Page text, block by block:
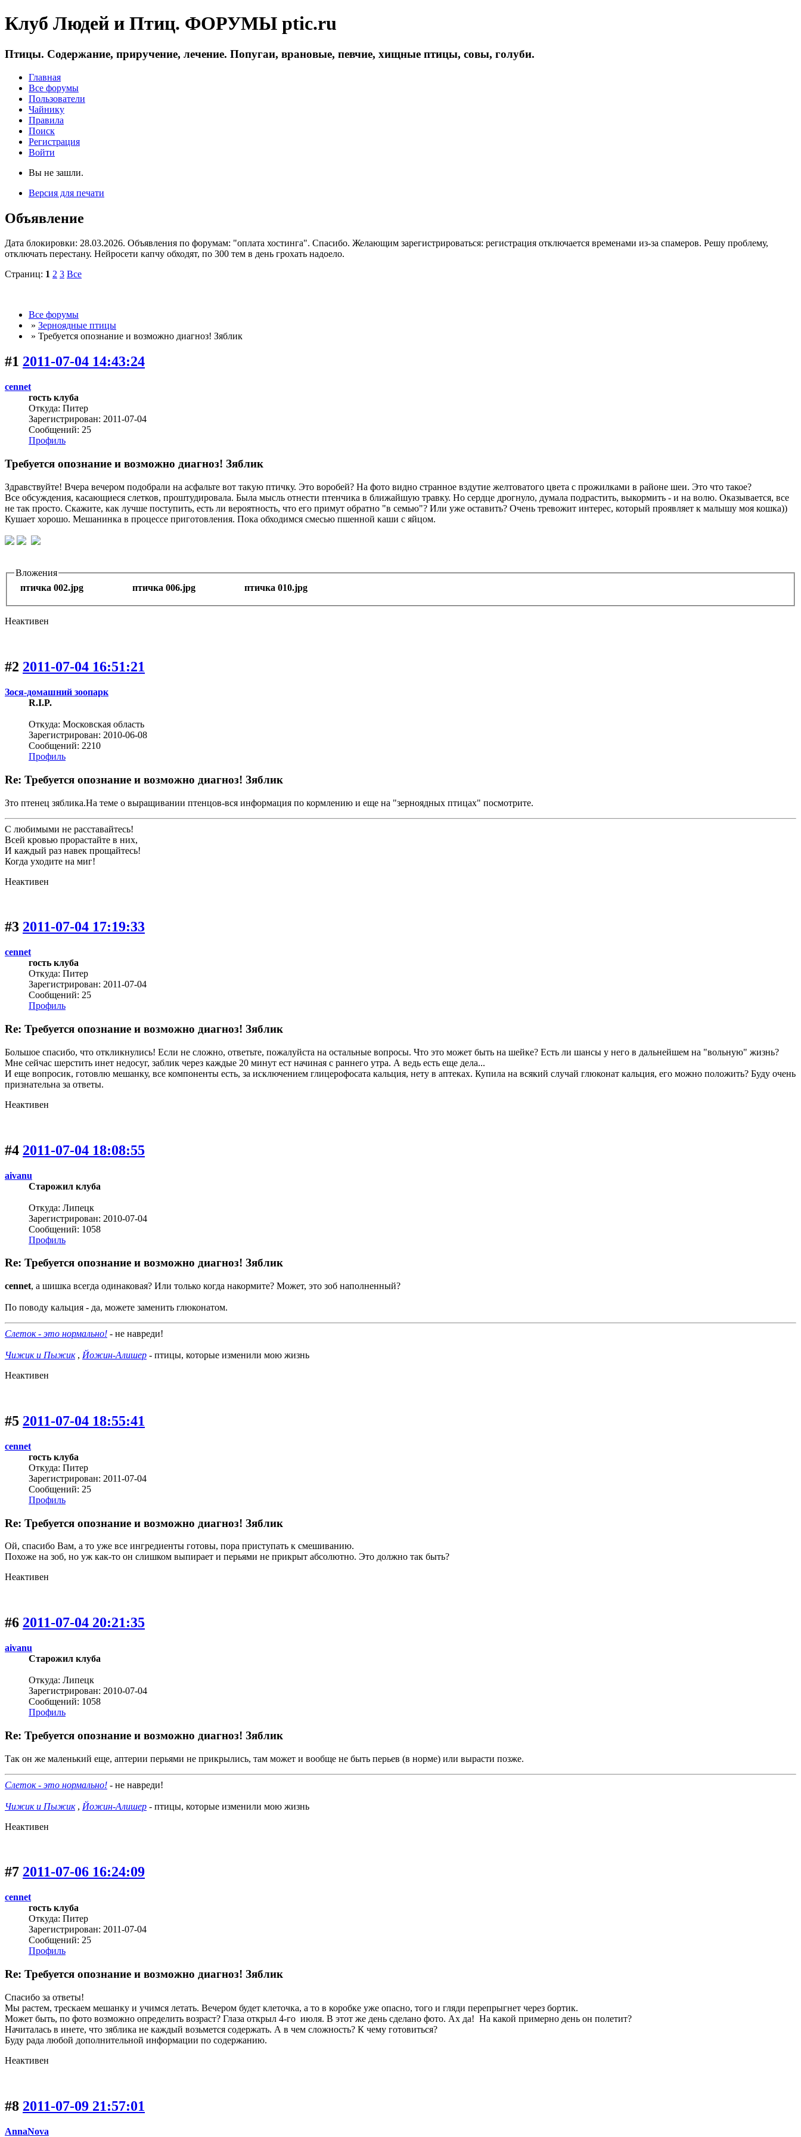
Клуб Людей и Птиц. ФОРУМЫ ptic.ru
Птицы. Содержание, приручение, лечение. Попугаи, врановые, певчие, хищные птицы, совы, голуби.
Главная
Все форумы
Пользователи
Чайнику
Правила
Поиск
Регистрация
Войти
Вы не зашли.
Версия для печати
Объявление
Дата блокировки: 28.03.2026. Объявления по форумам: "оплата хостинга". Спасибо. Желающим зарегистрироваться: регистрация отключается временами из-за спамеров. Решу проблему,
отключать перестану. Нейросети капчу обходят, по 300 тем в день грохать надоело.
Страниц: 1 2 3 Все
Все форумы
» Зерноядные птицы
» Требуется опознание и возможно диагноз! Зяблик
#1 2011-07-04 14:43:24
cennet
гость клуба
Откуда: Питер
Зарегистрирован: 2011-07-04
Сообщений: 25
Профиль
Требуется опознание и возможно диагноз! Зяблик
Здравствуйте! Вчера вечером подобрали на асфальте вот такую птичку. Это воробей? На фото видно странное вздутие желтоватого цвета с прожилками в районе шеи. Это что такое?
Все обсуждения, касающиеся слетков, проштудировала. Была мысль отнести птенчика в ближайшую травку. Но сердце дрогнуло, думала подрастить, выкормить - и на волю. Оказывается, все
не так просто. Скажите, как лучше поступить, есть ли вероятность, что его примут обратно "в семью"? Или уже оставить? Очень тревожит интерес, который проявляет к малышу моя кошка))
Кушает хорошо. Мешанинка в процессе приготовления. Пока обходимся смесью пшенной каши с яйцом.
Вложения
птичка 002.jpg
птичка 006.jpg птичка 010.jpg
Неактивен
#2 2011-07-04 16:51:21
Зося-домашний зоопарк
R.I.P.
Откуда: Московская область
Зарегистрирован: 2010-06-08
Сообщений: 2210
Профиль
Re: Требуется опознание и возможно диагноз! Зяблик
Зто птенец зяблика.На теме о выращивании птенцов-вся информация по кормлению и еще на "зерноядных птицах" посмотрите.
С любимыми не расставайтесь!
Всей кровью прорастайте в них,
И каждый раз навек прощайтесь!
Когда уходите на миг!
Неактивен
#3 2011-07-04 17:19:33
cennet
гость клуба
Откуда: Питер
Зарегистрирован: 2011-07-04
Сообщений: 25
Профиль
Re: Требуется опознание и возможно диагноз! Зяблик
Большое спасибо, что откликнулись! Если не сложно, ответьте, пожалуйста на остальные вопросы. Что это может быть на шейке? Есть ли шансы у него в дальнейшем на "вольную" жизнь?
Мне сейчас шерстить инет недосуг, заблик через каждые 20 минут ест начиная с раннего утра. А ведь есть еще дела...
И еще вопросик, готовлю мешанку, все компоненты есть, за исключением глицерофосата кальция, нету в аптеках. Купила на всякий случай глюконат кальция, его можно положить? Буду очень
признательна за ответы.
Неактивен
#4 2011-07-04 18:08:55
aivanu
Старожил клуба
Откуда: Липецк
Зарегистрирован: 2010-07-04
Сообщений: 1058
Профиль
Re: Требуется опознание и возможно диагноз! Зяблик
cennet, а шишка всегда одинаковая? Или только когда накормите? Может, это зоб наполненный?
По поводу кальция - да, можете заменить глюконатом.
Слеток - это нормально! - не навреди!
Чижик и Пыжик, Йожин-Алишер - птицы, которые изменили мою жизнь
Неактивен
#5 2011-07-04 18:55:41
cennet
гость клуба
Откуда: Питер
Зарегистрирован: 2011-07-04
Сообщений: 25
Профиль
Re: Требуется опознание и возможно диагноз! Зяблик
Ой, спасибо Вам, а то уже все ингредиенты готовы, пора приступать к смешиванию.
Похоже на зоб, но уж как-то он слишком выпирает и перьями не прикрыт абсолютно. Это должно так быть?
Неактивен
#6 2011-07-04 20:21:35
aivanu
Старожил клуба
Откуда: Липецк
Зарегистрирован: 2010-07-04
Сообщений: 1058
Профиль
Re: Требуется опознание и возможно диагноз! Зяблик
Так он же маленький еще, аптерии перьями не прикрылись, там может и вообще не быть перьев (в норме) или вырасти позже.
Слеток - это нормально! - не навреди!
Чижик и Пыжик, Йожин-Алишер - птицы, которые изменили мою жизнь
Неактивен
#7 2011-07-06 16:24:09
cennet
гость клуба
Откуда: Питер
Зарегистрирован: 2011-07-04
Сообщений: 25
Профиль
Re: Требуется опознание и возможно диагноз! Зяблик
Спасибо за ответы!
Мы растем, трескаем мешанку и учимся летать. Вечером будет клеточка, а то в коробке уже опасно, того и гляди перепрыгнет через бортик.
Может быть, по фото возможно определить возраст? Глаза открыл 4-го июля. В этот же день сделано фото. Ах да! На какой примерно день он полетит?
Начиталась в инете, что зяблика не каждый возьмется содержать. А в чем сложность? К чему готовиться?
Буду рада любой дополнительной информации по содержанию.
Неактивен
#8 2011-07-09 21:57:01
AnnaNova